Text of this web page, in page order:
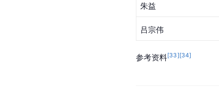
朱益
吕宗伟
参考资料[33][34]